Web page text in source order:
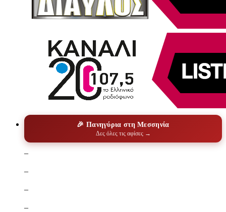
🎉 Πανηγύρια στη Μεσσηνία
Δες όλες τις αφίσες →
–
–
–
–